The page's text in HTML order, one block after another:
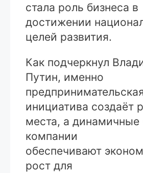
стала роль бизнеса в
достижении
целей развития.
Как подчеркнул
Путин, именно
инициатива создаёт
места, а динамичные
компании
обеспечивают
рост для